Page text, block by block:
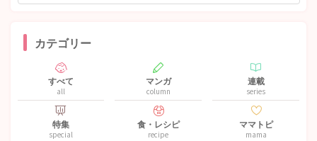
カテゴリー
すべて
all
マンガ
column
連載
series
特集
special
食・レシピ
recipe
ママトピ
mama